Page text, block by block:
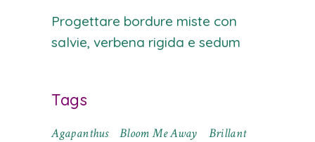
Progettare bordure miste con
salvie, verbena rigida e sedum
Tags
Agapanthus Bloom Me Away
Brillant